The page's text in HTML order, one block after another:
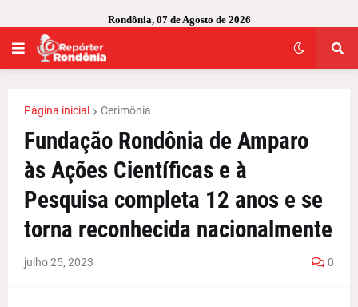
Rondônia, 07 de Agosto de 2026
Página inicial Cerimônia
Fundação Rondônia de Amparo
às Ações Científicas e à
Pesquisa completa 12 anos e se
torna reconhecida nacionalmente
julho 25, 2023 0